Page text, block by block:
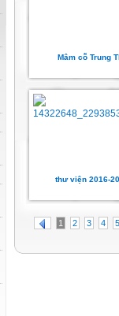
Mâm cỗ Trung
thư viện 2016-
1 2 3 4 5